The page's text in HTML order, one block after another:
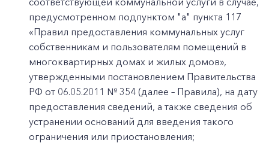
предусмотренном подпунктом "а" пункта 117
«Правил предоставления коммунальных услуг
собственникам и пользователям помещений в
многоквартирных домах и жилых домов»,
утвержденными постановлением Правительства
РФ от 06.05.2011 № 354 (далее – Правила), на дату
предоставления сведений, а также сведения об
устранении оснований для введения такого
ограничения или приостановления;